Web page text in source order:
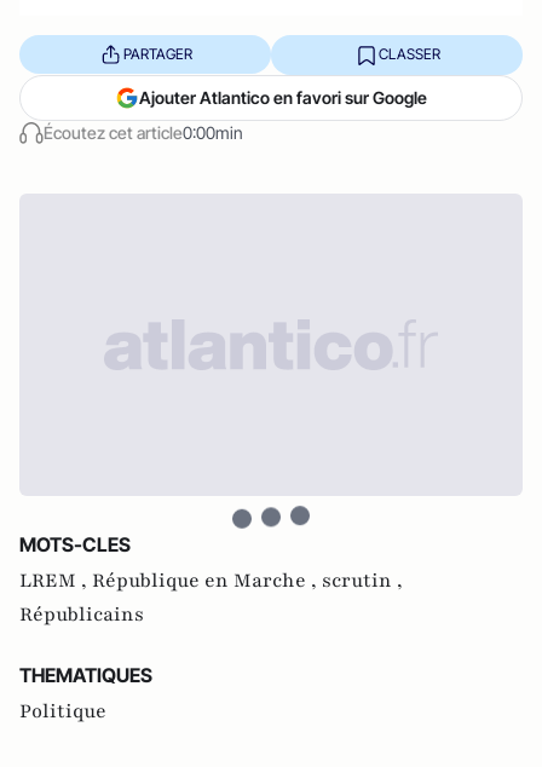
Écoutez cet article0:00min
PARTAGER CLASSER
Ajouter Atlantico en favori sur Google
MOTS-CLES
LREM , République en Marche , scrutin ,
Républicains
THEMATIQUES
Politique